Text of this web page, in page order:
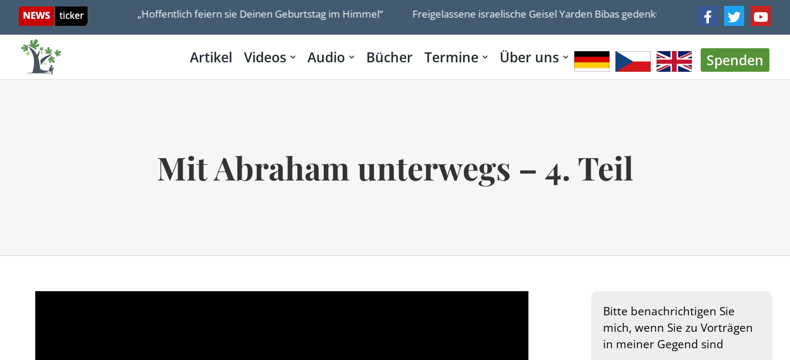
Skip
content
ganz anders wird „Hoffentlich feiern sie Deinen Geburtstag im Himmel“ Freigelassene israelische Geisel Yarden Bibas gedenkt des Geburtstags seines
Artikel Videos Audio Bücher Termine Über uns Spenden
Mit Abraham unterwegs – 4. Teil
Bitte benachrichtigen Sie
mich, wenn Sie zu Vorträgen
in meiner Gegend sind